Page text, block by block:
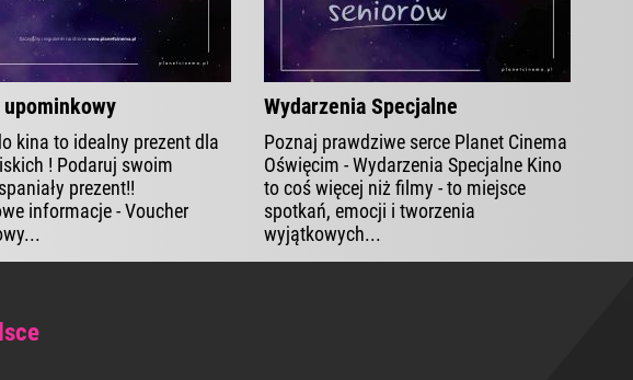
kina to idealny prezent dla
! Podaruj swoim
prezent!!
informacje - Voucher
Wydarzenia Specjalne
Poznaj prawdziwe serce Planet Cinema
Oświęcim - Wydarzenia Specjalne Kino
to coś więcej niż filmy - to miejsce
spotkań, emocji i tworzenia
wyjątkowych...